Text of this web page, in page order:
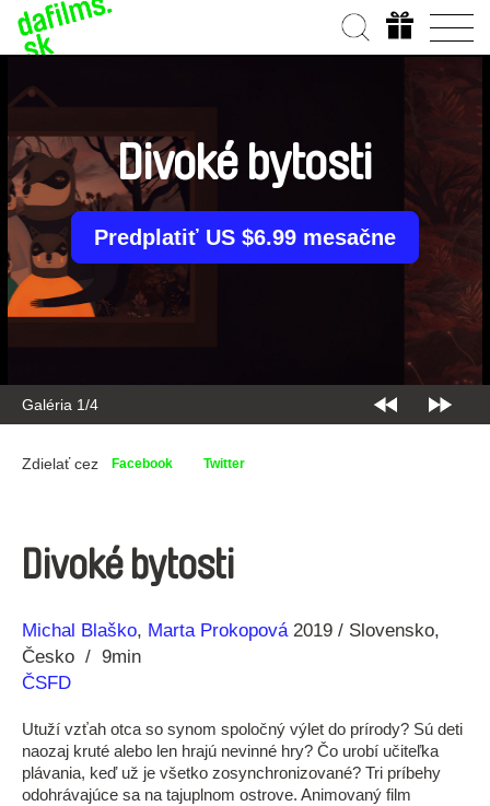
Galéria 2/4
Divoké bytosti
Predplatiť US $6.99 mesačne
Zdielať cez Facebook Twitter
Divoké bytosti
Réžia
Michal Blaško Marta Prokopová
Rok
výroby
2019
Slovensko
Česko
9min
ČSFD
Utuží vzťah otca so synom spoločný výlet do prírody? Sú deti
naozaj kruté alebo len hrajú nevinné hry? Čo urobí učiteľka
plávania, keď už je všetko zosynchronizované? Tri príbehy
odohrávajúce sa na tajuplnom ostrove. Animovaný film